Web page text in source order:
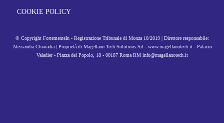
COOKIE POLICY
© Copyright FortementeIn - Registrazione Tribunale di Monza 10/2019 | Direttore responsabile:
Alessandra Chiaradia | Proprietà di Magellano Tech Solutions Srl - www.magellanotech.it - Palazzo
Valadier - Piazza del Popolo, 18 - 00187 Roma RM info@magellanotech.it